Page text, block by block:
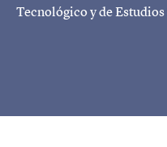
Tecnológico y de